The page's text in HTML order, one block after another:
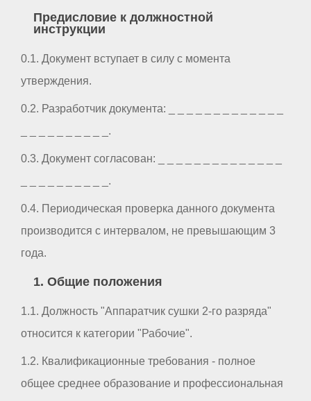
Предисловие к должностной
инструкции
0.1. Документ вступает в силу с момента
утверждения.
0.2. Разработчик документа: _ _ _ _ _ _ _ _ _ _ _ _ _
_ _ _ _ _ _ _ _ _ _.
0.3. Документ согласован: _ _ _ _ _ _ _ _ _ _ _ _ _ _
_ _ _ _ _ _ _ _ _ _.
0.4. Периодическая проверка данного документа
производится с интервалом, не превышающим 3
года.
1. Общие положения
1.1. Должность "Аппаратчик сушки 2-го разряда"
относится к категории "Рабочие".
1.2. Квалификационные требования - полное
общее среднее образование и профессиональная